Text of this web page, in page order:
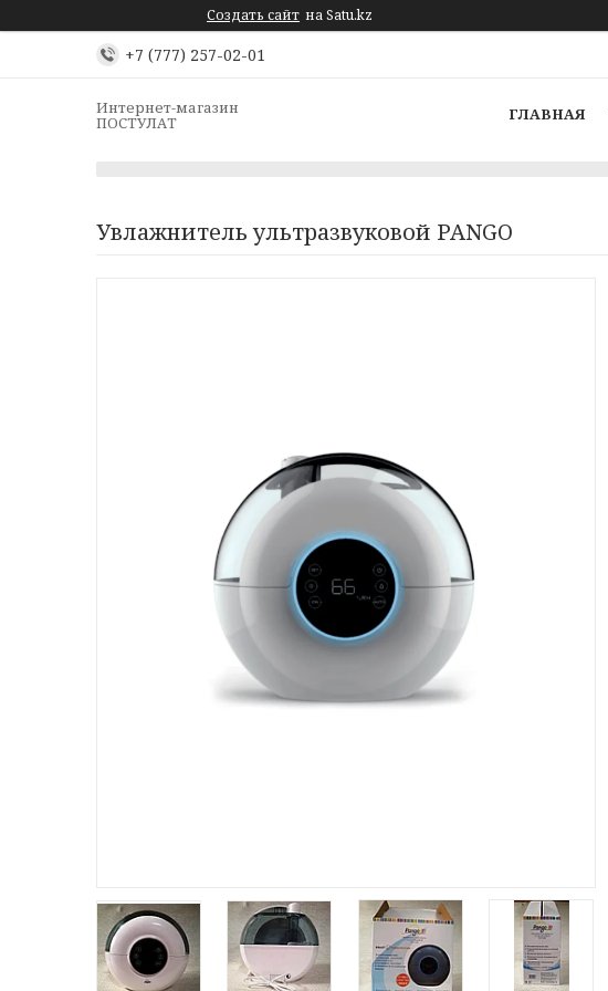
Создать сайт на Satu.kz
+7 (777) 257-02-01
Интернет-магазин
ПОСТУЛАТ ГЛАВНАЯ
Увлажнитель ультразвуковой PANGO